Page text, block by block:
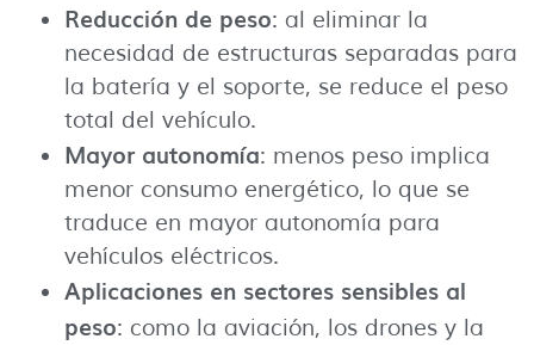
Reducción de peso: al eliminar la
necesidad de estructuras separadas para
la batería y el soporte, se reduce el peso
total del vehículo.
Mayor autonomía: menos peso implica
menor consumo energético, lo que se
traduce en mayor autonomía para
vehículos eléctricos.
Aplicaciones en sectores sensibles al
peso: como la aviación, los drones y la